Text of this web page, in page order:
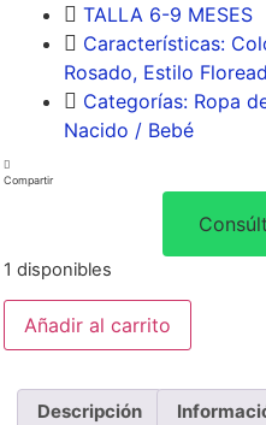
TALLA 6-9 MESES
Características:
Rosado, Estilo
Categorías: Ropa
Nacido / Bebé
Compartir
1 disponibles
Añadir al carrito
Descripción